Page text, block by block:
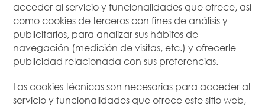
acceder al servicio y funcionalidades que ofrece, así
como cookies de terceros con fines de análisis y
publicitarios, para analizar sus hábitos de
navegación (medición de visitas, etc.) y ofrecerle
publicidad relacionada con sus preferencias.
Las cookies técnicas son necesarias para acceder al
servicio y funcionalidades que ofrece este sitio web,